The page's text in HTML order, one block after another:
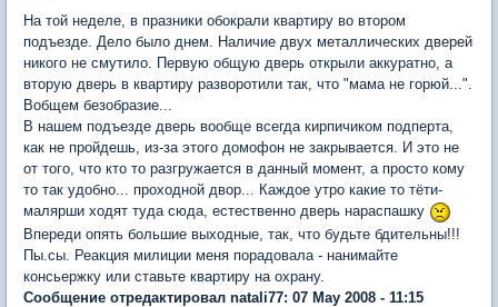
На той неделе, в празники обокрали квартиру во втором
подъезде. Дело было днем. Наличие двух металлических дверей
никого не смутило. Первую общую дверь открыли аккуратно, а
вторую дверь в квартиру разворотили так, что "мама не горюй...".
Вобщем безобразие...
В нашем подъезде дверь вообще всегда кирпичиком подперта,
как не пройдешь, из-за этого домофон не закрывается. И это не
от того, что кто то разгружается в данный момент, а просто кому
то так удобно... проходной двор... Каждое утро какие то тёти-
малярши ходят туда сюда, естественно дверь нараспашку
Впереди опять большие выходные, так, что будьте бдительны!!!
Пы.сы. Реакция милиции меня порадовала - нанимайте
консьержку или ставьте квартиру на охрану.
Сообщение отредактировал natali77: 07 May 2008 - 11:15